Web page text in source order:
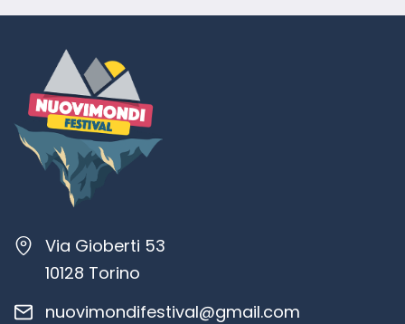
Via Gioberti 53
10128 Torino
nuovimondifestival@gmail.com